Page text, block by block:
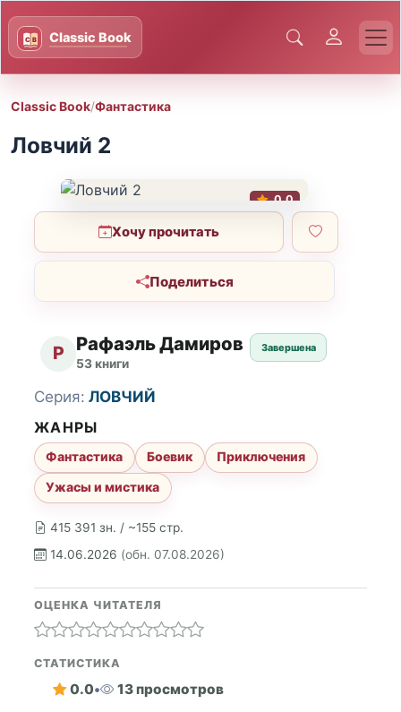
Classic Book/Фантастика
Ловчий 2
0.0
Хочу прочитать
Поделиться
Р Рафаэль Дамиров
53 книги
Завершена
415 391 зн. / ~155 стр.
14.06.2026 (обн. 07.08.2026)
Серия: ЛОВЧИЙ
ЖАНРЫ
Фантастика Боевик
Приключения
Ужасы и мистика
ОЦЕНКА ЧИТАТЕЛЯ
СТАТИСТИКА
0.0• 13 просмотров